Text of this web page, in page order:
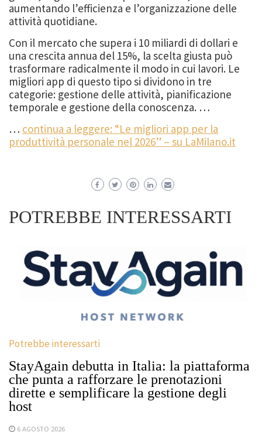
aumentando l’efficienza e l’organizzazione delle
attività quotidiane.
Con il mercato che supera i 10 miliardi di dollari e
una crescita annua del 15%, la scelta giusta può
trasformare radicalmente il modo in cui lavori. Le
migliori app di questo tipo si dividono in tre
categorie: gestione delle attività, pianificazione
temporale e gestione della conoscenza. …
… continua a leggere: “Le migliori app per la
produttività personale nel 2026” – su LaMilano.it
POTREBBE INTERESSARTI
Potrebbe interessarti
StayAgain debutta in Italia: la piattaforma
che punta a rafforzare le prenotazioni
dirette e semplificare la gestione degli
host
6 AGOSTO 2026